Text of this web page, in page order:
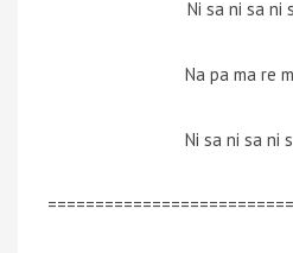
Ni sa ni sa ni
Na pa ma re
Ni sa ni sa ni